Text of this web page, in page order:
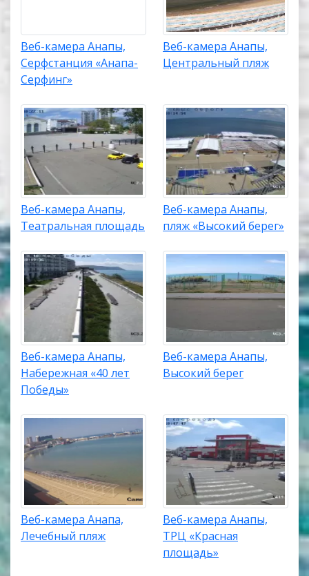
Веб-камера Анапы,
Серфстанция «Анапа-
Серфинг»
Веб-камера Анапы,
Центральный пляж
Веб-камера Анапы,
Театральная площадь
Веб-камера Анапы,
пляж «Высокий берег»
Веб-камера Анапы,
Набережная «40 лет
Победы»
Веб-камера Анапы,
Высокий берег
Веб-камера Анапа,
Лечебный пляж
Веб-камера Анапы,
ТРЦ «Красная
площадь»